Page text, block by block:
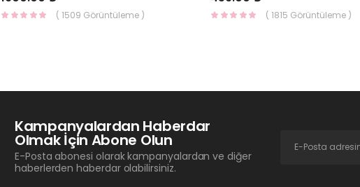
( 1509 Görüntüleme ) ( 1815 Görüntüleme )
Kampanyalardan Haberdar
Olmak İçin Abone Olun
E-Posta abonesi olarak kampanyalardan ve diğer
haberlerden haberdar olabilirsiniz.